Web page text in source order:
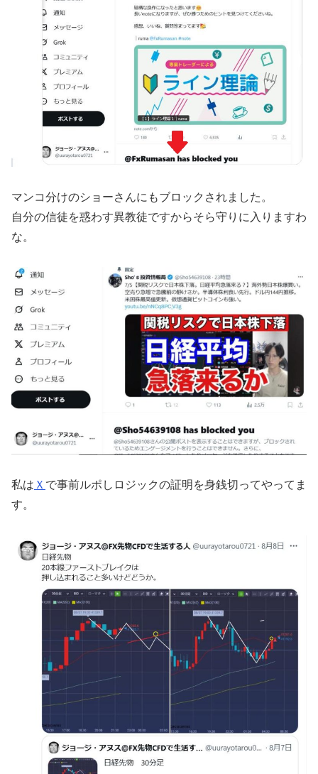
マンコ分けのショーさんにもブロックされました。
自分の信徒を惑わす異教徒ですからそら守りに入りますわ
な。
私は Ｘ で事前ルポしロジックの証明を身銭切ってやってま
す。